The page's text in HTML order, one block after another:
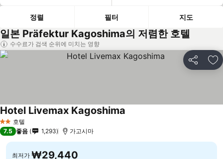
정렬 필터 지도
일본 Präfektur Kagoshima의 저렴한 호텔
수수료가 검색 순위에 미치는 영향
공유 즐
2 성급호텔
Hotel Livemax Kagoshima
7.5 좋음 1,293 가고시마
최저가 ₩29,440